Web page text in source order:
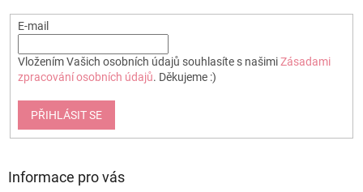
E-mail
Vložením Vašich osobních údajů souhlasíte s našimiZásadami
zpracování osobních údajů. Děkujeme :)
PŘIHLÁSIT SE
Informace pro vás